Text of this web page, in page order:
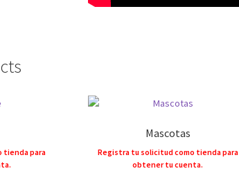
tienda para
Mascotas
Registra tu solicitud como tienda para
obtener tu cuenta.